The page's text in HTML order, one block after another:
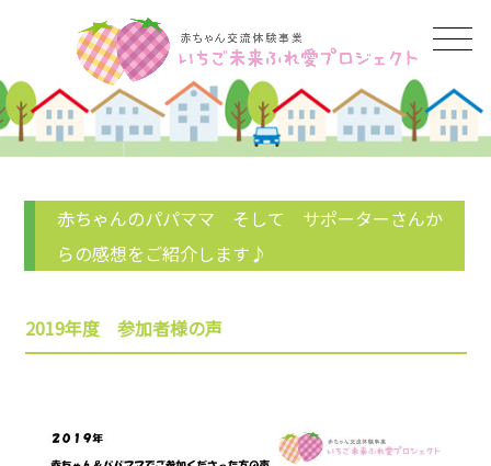
赤ちゃんのパパママ そして サポーターさんか
らの感想をご紹介します♪
2019年度 参加者様の声